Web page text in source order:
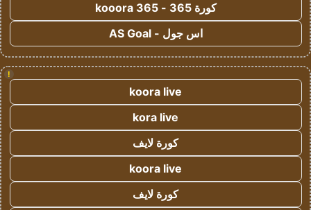
كورة 365 - kooora 365
اس جول - AS Goal
!
koora live
kora live
كورة لايف
koora live
كورة لايف